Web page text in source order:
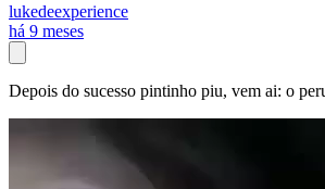
lukedeexperience
há 9 meses
Depois do sucesso pintinho piu, vem ai: o